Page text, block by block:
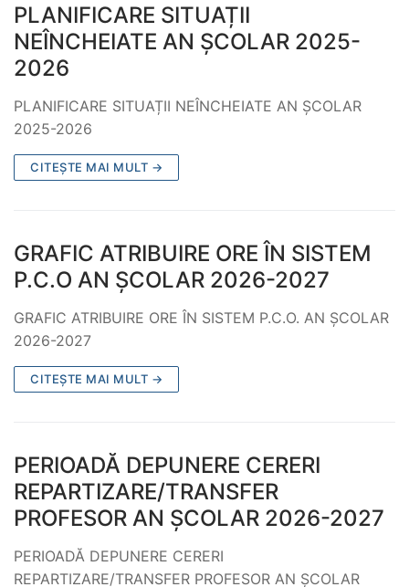
PLANIFICARE SITUAȚII
NEÎNCHEIATE AN ȘCOLAR 2025-
2026
PLANIFICARE SITUAȚII NEÎNCHEIATE AN ȘCOLAR
2025-2026
CITEȘTE MAI MULT →
GRAFIC ATRIBUIRE ORE ÎN SISTEM
P.C.O AN ȘCOLAR 2026-2027
GRAFIC ATRIBUIRE ORE ÎN SISTEM P.C.O. AN ȘCOLAR
2026-2027
CITEȘTE MAI MULT →
PERIOADĂ DEPUNERE CERERI
REPARTIZARE/TRANSFER
PROFESOR AN ŞCOLAR 2026-2027
PERIOADĂ DEPUNERE CERERI
REPARTIZARE/TRANSFER PROFESOR AN ŞCOLAR